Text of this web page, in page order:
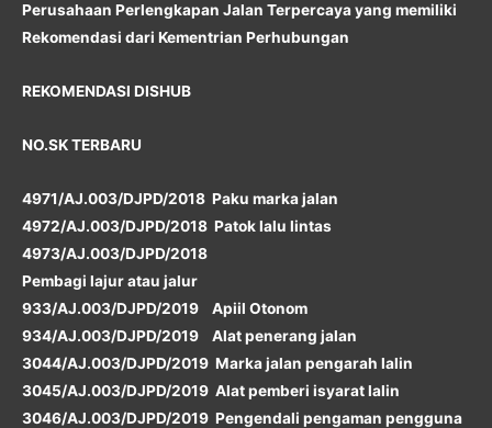
Perusahaan Perlengkapan Jalan Terpercaya yang memiliki
Rekomendasi dari Kementrian Perhubungan
REKOMENDASI DISHUB
NO.SK TERBARU
4971/AJ.003/DJPD/2018 Paku marka jalan
4972/AJ.003/DJPD/2018 Patok lalu lintas
4973/AJ.003/DJPD/2018
Pembagi lajur atau jalur
933/AJ.003/DJPD/2019 Apiil Otonom
934/AJ.003/DJPD/2019 Alat penerang jalan
3044/AJ.003/DJPD/2019 Marka jalan pengarah lalin
3045/AJ.003/DJPD/2019 Alat pemberi isyarat lalin
3046/AJ.003/DJPD/2019 Pengendali pengaman pengguna